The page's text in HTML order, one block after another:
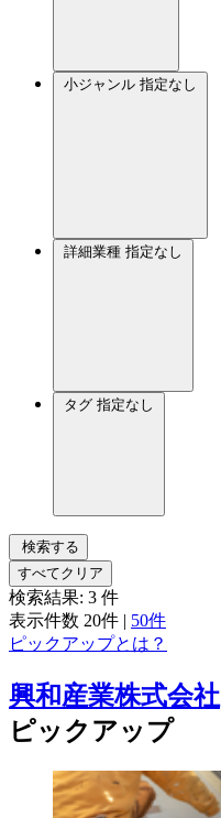
小ジャンル 指定なし
詳細業種 指定なし
タグ 指定なし
検索する
すべてクリア
検索結果: 3 件
表示件数 20件 | 50件
ピックアップとは？
興和産業株式会社
ピックアップ